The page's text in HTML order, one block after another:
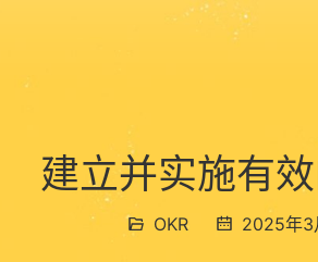
建立并实施有
OKR 2025年3